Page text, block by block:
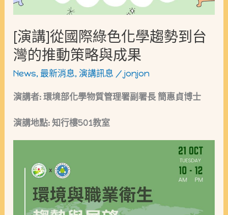
優
獎
學
金
[演講]從國際綠色化學趨勢到台
灣的推動策略與成果
News, 最新消息,演講訊息 /jonjon
演講者: 環境部化學物質管理署副署長 簡惠貞博士
演講地點: 知行樓501教室
色
化
學
到
台